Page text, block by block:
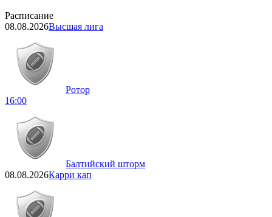
Расписание
08.08.2026Высшая лига
Ротор
16:00
Балтийский шторм
08.08.2026Карри кап